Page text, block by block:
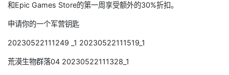
和Epic Games Store的第一周享受额外的30%折扣。
申请你的一个军营钥匙
20230522111249 _1 20230522111519_1‌
荒漠生物群落04 20230522111328_1